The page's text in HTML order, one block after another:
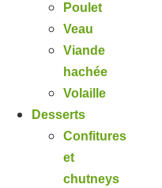
Poulet
Veau
Viande
hachée
Volaille
Desserts
Confitures
et
chutneys